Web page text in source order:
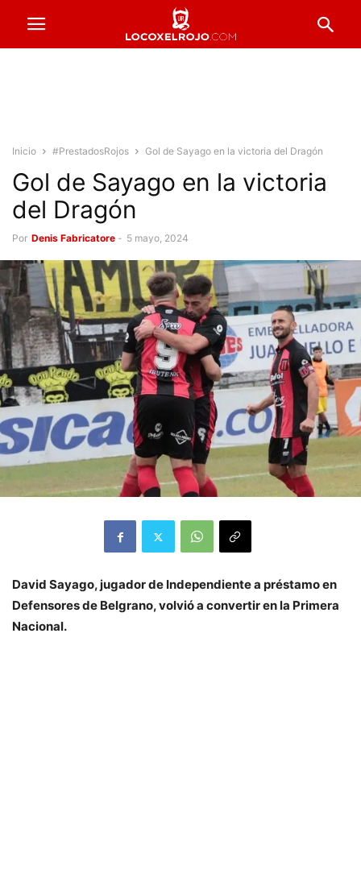
Inicio #PrestadosRojos Gol de Sayago en la victoria del Dragón
Gol de Sayago en la victoria
del Dragón
Por Denis Fabricatore - 5 mayo, 2024
David Sayago, jugador de Independiente a préstamo en
Defensores de Belgrano, volvió a convertir en la Primera
Nacional.